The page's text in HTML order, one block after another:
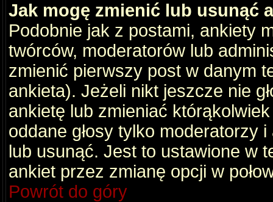
Jak mogę zmienić lub usunąć
Podobnie jak z postami, ankiety
twórców, moderatorów lub
zmienić pierwszy post w danym
ankieta). Jeżeli nikt jeszcze nie
ankietę lub zmieniać
oddane głosy tylko moderatorzy
lub usunąć. Jest to ustawione w
ankiet przez zmianę opcji w
Powrót do góry